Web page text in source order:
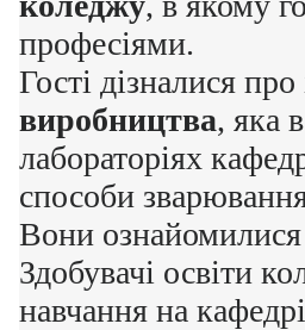
професіями.
Гості дізналися
виробництва, яка
лабораторіях
способи
Вони ознайомилися
Здобувачі освіти
навчання на